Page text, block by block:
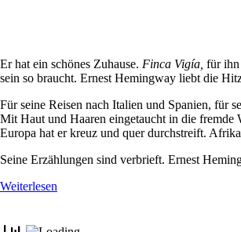
Er hat ein schönes Zuhause. Finca Vigía, für ihn
sein so braucht. Ernest Hemingway liebt die
Für seine Reisen nach Italien und Spanien, für
Mit Haut und Haaren eingetaucht in die fremde
Europa hat er kreuz und quer durchstreift.
Seine Erzählungen sind verbrieft. Ernest
Weiterlesen